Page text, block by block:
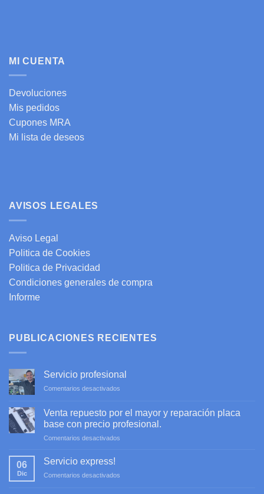
MI CUENTA
Devoluciones
Mis pedidos
Cupones MRA
Mi lista de deseos
AVISOS LEGALES
Aviso Legal
Politica de Cookies
Politica de Privacidad
Condiciones generales de compra
Informe
PUBLICACIONES RECIENTES
Servicio profesional
Comentarios desactivados
profesional
Venta repuesto por el mayor y reparación placa
base con precio profesional.
Comentarios desactivados
06
Dic
Servicio express!
Comentarios desactivados